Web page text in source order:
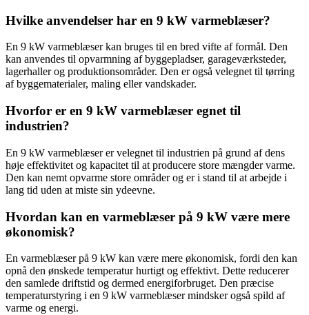
Hvilke anvendelser har en 9 kW varmeblæser?
En 9 kW varmeblæser kan bruges til en bred vifte af formål. Den
kan anvendes til opvarmning af byggepladser, garageværksteder,
lagerhaller og produktionsområder. Den er også velegnet til tørring
af byggematerialer, maling eller vandskader.
Hvorfor er en 9 kW varmeblæser egnet til
industrien?
En 9 kW varmeblæser er velegnet til industrien på grund af dens
høje effektivitet og kapacitet til at producere store mængder varme.
Den kan nemt opvarme store områder og er i stand til at arbejde i
lang tid uden at miste sin ydeevne.
Hvordan kan en varmeblæser på 9 kW være mere
økonomisk?
En varmeblæser på 9 kW kan være mere økonomisk, fordi den kan
opnå den ønskede temperatur hurtigt og effektivt. Dette reducerer
den samlede driftstid og dermed energiforbruget. Den præcise
temperaturstyring i en 9 kW varmeblæser mindsker også spild af
varme og energi.